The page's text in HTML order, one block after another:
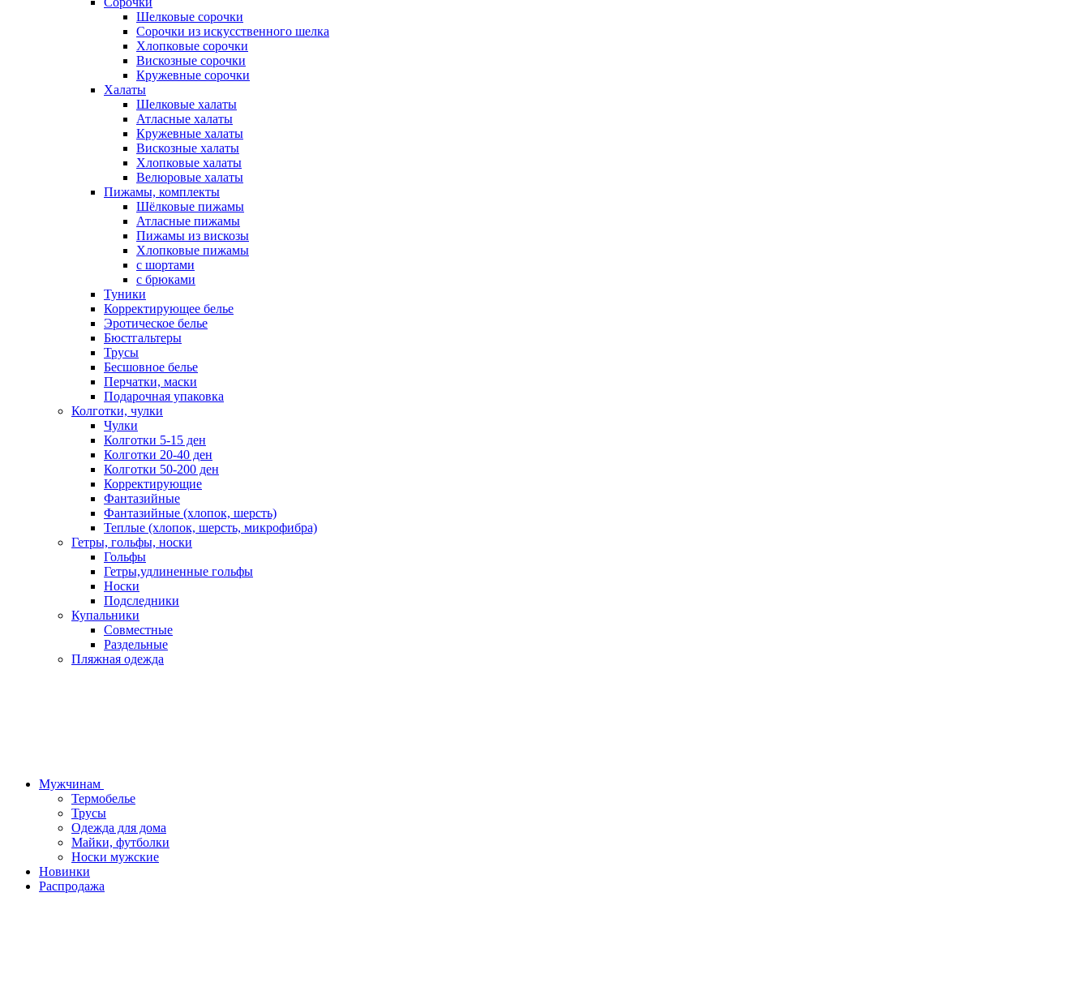
Шелковые сорочки
Сорочки из искусственного шелка
Хлопковые сорочки
Вискозные сорочки
Кружевные сорочки
Халаты
Шелковые халаты
Атласные халаты
Кружевные халаты
Вискозные халаты
Хлопковые халаты
Велюровые халаты
Пижамы, комплекты
Шёлковые пижамы
Атласные пижамы
Пижамы из вискозы
Хлопковые пижамы
с шортами
с брюками
Туники
Корректирующее белье
Эротическое белье
Бюстгальтеры
Трусы
Бесшовное белье
Перчатки, маски
Подарочная упаковка
Колготки, чулки
Чулки
Колготки 5-15 ден
Колготки 20-40 ден
Колготки 50-200 ден
Корректирующие
Фантазийные
Фантазийные (хлопок, шерсть)
Теплые (хлопок, шерсть, микрофибра)
Гетры, гольфы, носки
Гольфы
Гетры,удлиненные гольфы
Носки
Подследники
Купальники
Совместные
Раздельные
Пляжная одежда
Мужчинам
Термобелье
Трусы
Одежда для дома
Майки, футболки
Носки мужские
Новинки
Распродажа